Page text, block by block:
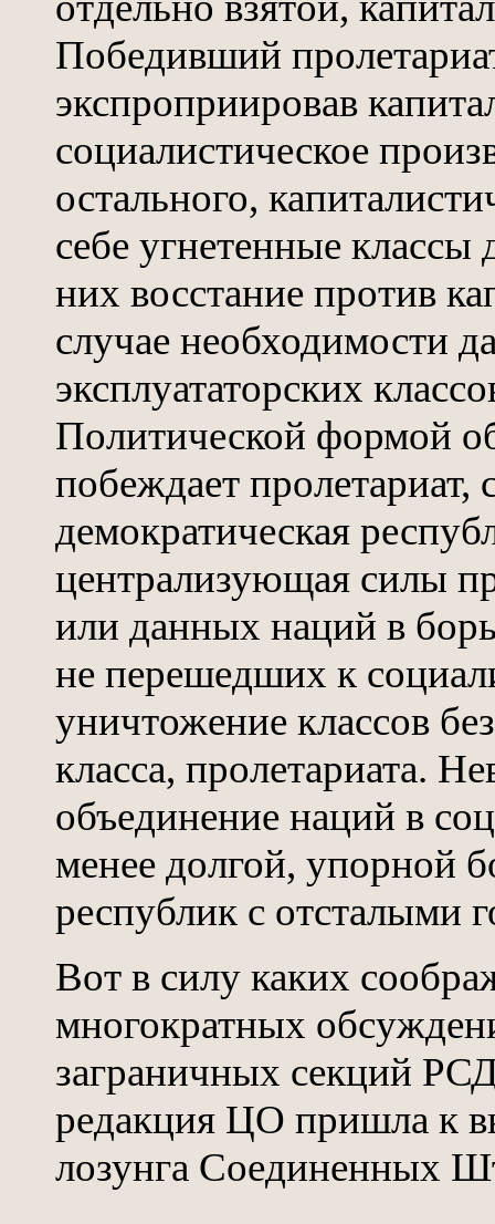
Победивший
экспроприировав
социалистическое
остального,
себе угнетенные
них восстание против
случае необходимости
эксплуататорских
Политической формой
побеждает пролетариат,
демократическая
централизующая силы
или данных наций в
не перешедших к
уничтожение классов
класса, пролетариата.
объединение наций в
менее долгой, упорной
республик с отсталыми
Вот в силу каких
многократных
заграничных секций
редакция ЦО пришла к
лозунга Соединенных